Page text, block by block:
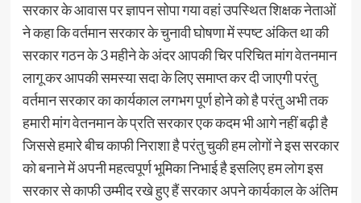
सरकार के आवास पर ज्ञापन सोपा गया वहां उपस्थित शिक्षक नेताओं
ने कहा कि वर्तमान सरकार के चुनावी घोषणा में स्पष्ट अंकित था की
सरकार गठन के 3 महीने के अंदर आपकी चिर परिचित मांग वेतनमान
लागू कर आपकी समस्या सदा के लिए समाप्त कर दी जाएगी परंतु
वर्तमान सरकार का कार्यकाल लगभग पूर्ण होने को है परंतु अभी तक
हमारी मांग वेतनमान के प्रति सरकार एक कदम भी आगे नहीं बढ़ी है
जिससे हमारे बीच काफी निराशा है परंतु चुकी हम लोगों ने इस सरकार
को बनाने में अपनी महत्वपूर्ण भूमिका निभाई है इसलिए हम लोग इस
सरकार से काफी उम्मीद रखे हुए हैं सरकार अपने कार्यकाल के अंतिम